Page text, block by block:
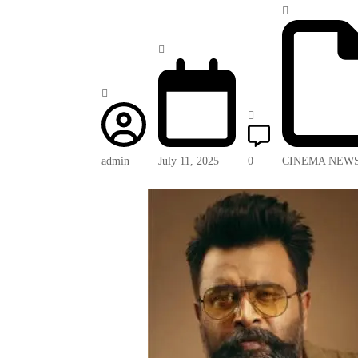
admin July 11, 2025 0 CINEMA